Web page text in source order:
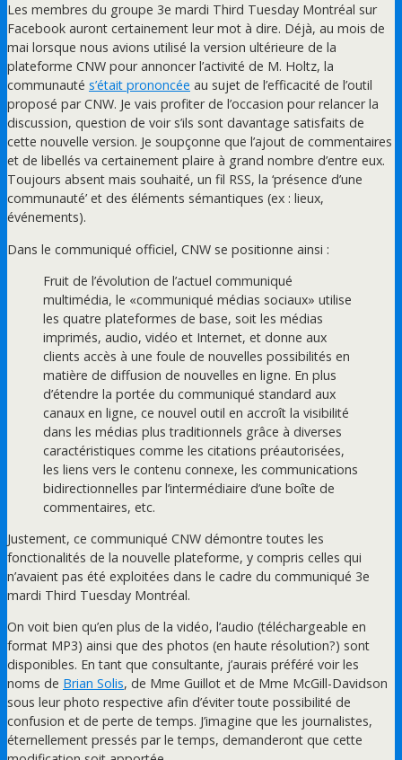
Les membres du groupe 3e mardi Third Tuesday Montréal sur
Facebook auront certainement leur mot à dire. Déjà, au mois de
mai lorsque nous avions utilisé la version ultérieure de la
plateforme CNW pour annoncer l’activité de M. Holtz, la
communauté s’était prononcée au sujet de l’efficacité de l’outil
proposé par CNW. Je vais profiter de l’occasion pour relancer la
discussion, question de voir s’ils sont davantage satisfaits de
cette nouvelle version. Je soupçonne que l’ajout de commentaires
et de libellés va certainement plaire à grand nombre d’entre eux.
Toujours absent mais souhaité, un fil RSS, la ‘présence d’une
communauté’ et des éléments sémantiques (ex : lieux,
événements).
Dans le communiqué officiel, CNW se positionne ainsi :
Fruit de l’évolution de l’actuel communiqué
multimédia, le «communiqué médias sociaux» utilise
les quatre plateformes de base, soit les médias
imprimés, audio, vidéo et Internet, et donne aux
clients accès à une foule de nouvelles possibilités en
matière de diffusion de nouvelles en ligne. En plus
d’étendre la portée du communiqué standard aux
canaux en ligne, ce nouvel outil en accroît la visibilité
dans les médias plus traditionnels grâce à diverses
caractéristiques comme les citations préautorisées,
les liens vers le contenu connexe, les communications
bidirectionnelles par l’intermédiaire d’une boîte de
commentaires, etc.
Justement, ce communiqué CNW démontre toutes les
fonctionalités de la nouvelle plateforme, y compris celles qui
n’avaient pas été exploitées dans le cadre du communiqué 3e
mardi Third Tuesday Montréal.
On voit bien qu’en plus de la vidéo, l’audio (téléchargeable en
format MP3) ainsi que des photos (en haute résolution?) sont
disponibles. En tant que consultante, j’aurais préféré voir les
noms de Brian Solis, de Mme Guillot et de Mme McGill-Davidson
sous leur photo respective afin d’éviter toute possibilité de
confusion et de perte de temps. J’imagine que les journalistes,
éternellement pressés par le temps, demanderont que cette